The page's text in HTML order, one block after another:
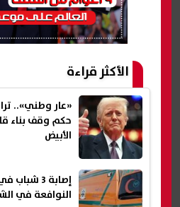
الأكثر قراءة
«عار وطني»..
حكم وقف بناء
الأبيض
إصابة 3
النوافعة في